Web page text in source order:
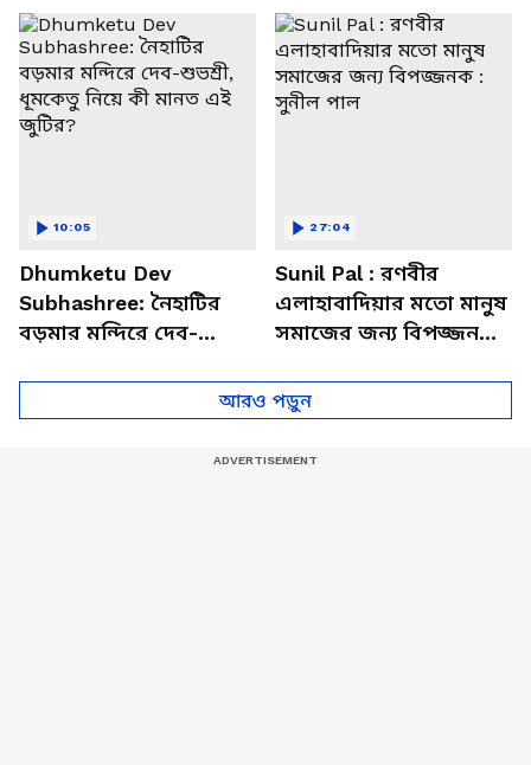
Dhumketu Dev
Subhashree: নৈহাটির
বড়মার মন্দিরে দেব-
10:05
Sunil Pal : রণবীর
এলাহাবাদিয়ার মতো মানুষ
সমাজের জন্য বিপজ্জনক :
27:04
আরও পড়ুন